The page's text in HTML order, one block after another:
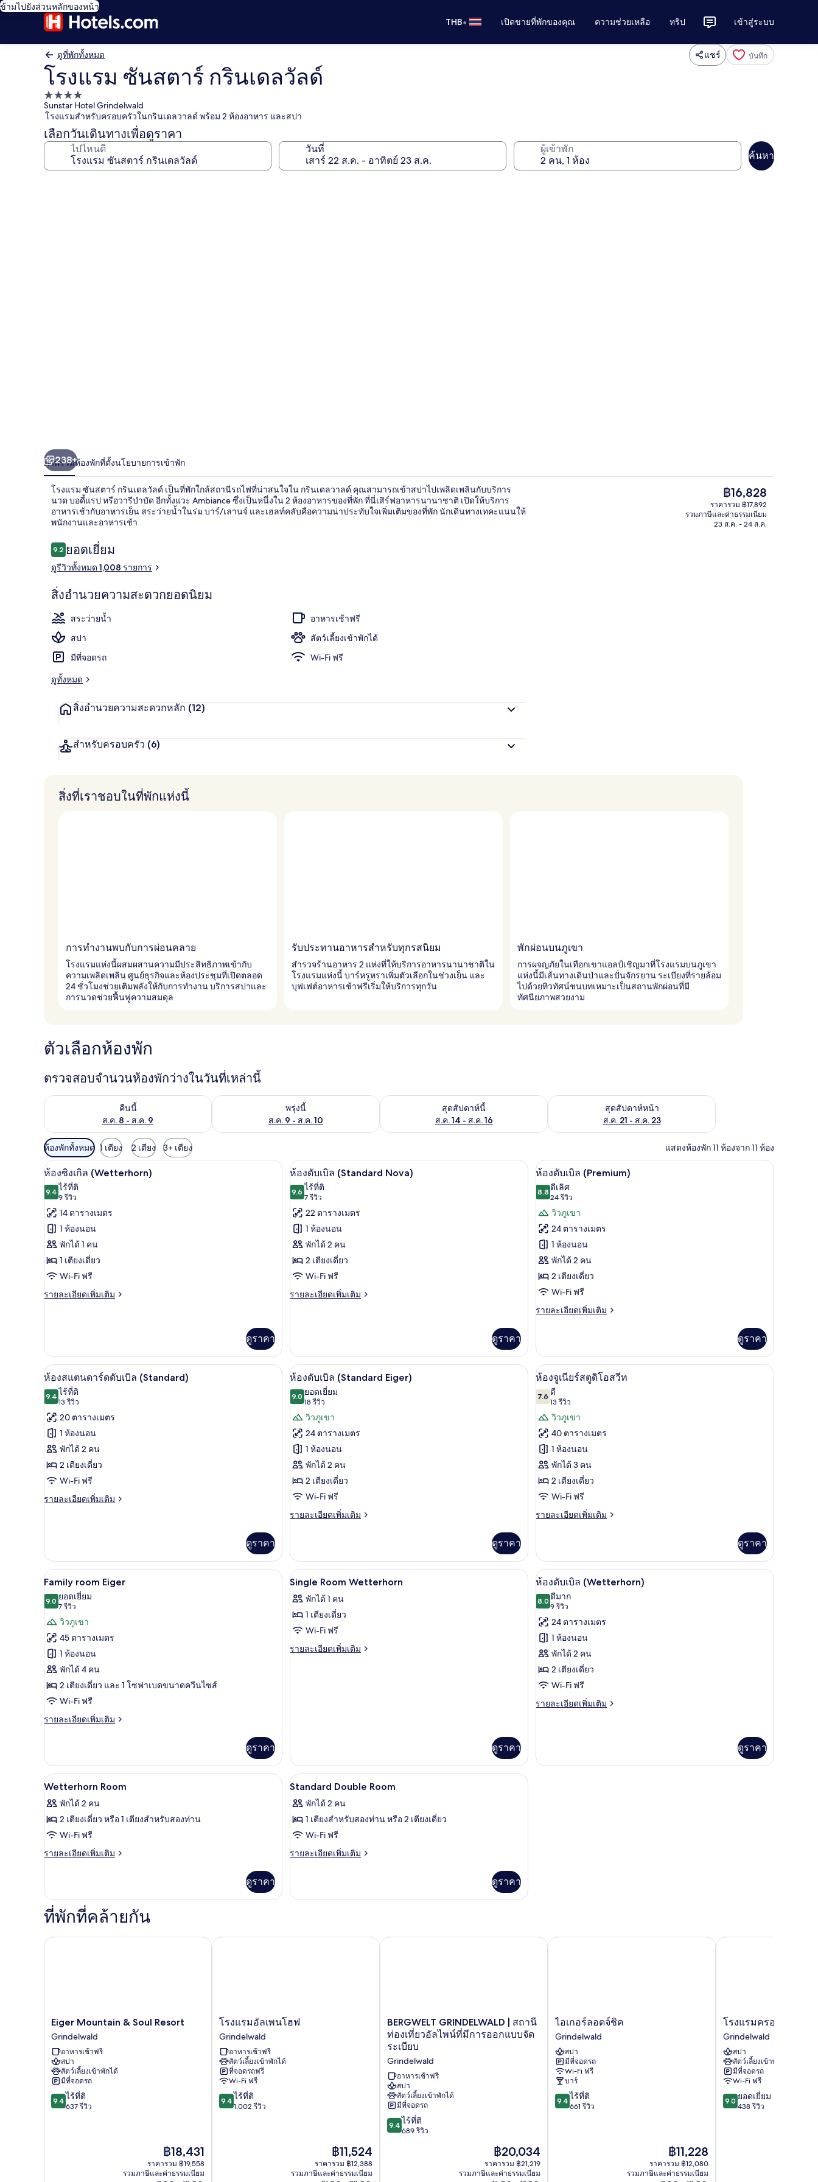
ข้ามไปยังส่วนหลักของหน้า
THB• เปิดขายที่พักของคุณ ความช่วยเหลือ ทริป เข้าสู่ระบบ
ดูที่พักทั้งหมด แชร์ บันทึก
โรงแรม ซันสตาร์ กรินเดลวัลด์
ที่พัก
4.0
ดาว
Sunstar Hotel Grindelwald
โรงแรมสำหรับครอบครัวในกรินเดลวาลด์ พร้อม 2 ห้องอาหาร และสปา
เลือกวันเดินทางเพื่อดูราคา
ไปไหนดี วันที่ ผู้เข้าพัก
ค้นหา
238+
ภาพรวมห้องพักที่ตั้งนโยบายการเข้าพัก
โรงแรม ซันสตาร์ กรินเดลวัลด์ เป็นที่พักใกล้สถานีรถไฟที่น่าสนใจใน กรินเดลวาลด์ คุณสามารถเข้าสปาไปเพลิดเพลินกับบริการ
นวด บอดี้แรป หรือวารีบำบัด อีกทั้งแวะ Ambiance ซึ่งเป็นหนึ่งใน 2 ห้องอาหารของที่พัก ที่นี่เสิร์ฟอาหารนานาชาติ เปิดให้บริการ
อาหารเช้ากับอาหารเย็น สระว่ายน้ำในร่ม บาร์/เลานจ์ และเฮลท์คลับคือความน่าประทับใจเพิ่มเติมของที่พัก นักเดินทางเทคะแนนให้
พนักงานและอาหารเช้า
รีวิว
9.29.2 จาก 10
ยอดเยี่ยม
ดูรีวิวทั้งหมด 1,008 รายการ
สิ่งอำนวยความสะดวกยอดนิยม
สระว่ายน้ำ
อาหารเช้าฟรี
สปา
สัตว์เลี้ยงเข้าพักได้
มีที่จอดรถ
Wi-Fi ฟรี
ดูทั้งหมด
สิ่งอำนวยความสะดวกหลัก (12)
สำหรับครอบครัว (6)
ราคา
ปัจจุบัน
฿16,828
฿16,828
ราคารวม ฿17,892
รวมภาษีและค่าธรรมเนียม
23 ส.ค. - 24 ส.ค.
สิ่งที่เราชอบในที่พักแห่งนี้
การทำงานพบกับการผ่อนคลาย
โรงแรมแห่งนี้ผสมผสานความมีประสิทธิภาพเข้ากับ
ความเพลิดเพลิน ศูนย์ธุรกิจและห้องประชุมที่เปิดตลอด
24 ชั่วโมงช่วยเติมพลังให้กับการทำงาน บริการสปาและ
การนวดช่วยฟื้นฟูความสมดุล
รับประทานอาหารสำหรับทุกรสนิยม
สำรวจร้านอาหาร 2 แห่งที่ให้บริการอาหารนานาชาติใน
โรงแรมแห่งนี้ บาร์หรูหราเพิ่มตัวเลือกในช่วงเย็น และ
บุฟเฟต์อาหารเช้าฟรีเริ่มให้บริการทุกวัน
พักผ่อนบนภูเขา
การผจญภัยในเทือกเขาแอลป์เชิญมาที่โรงแรมบนภูเขา
แห่งนี้มีเส้นทางเดินป่าและปั่นจักรยาน ระเบียงที่รายล้อม
ไปด้วยทิวทัศน์ชนบทเหมาะเป็นสถานพักผ่อนที่มี
ทัศนียภาพสวยงาม
ตัวเลือกห้องพัก
ตรวจสอบจำนวนห้องพักว่างในวันที่เหล่านี้
คืนนี้
ส.ค. 8 - ส.ค. 9
ตรวจสอบจำนวนห้องพักว่างในคืนนี้ ส.ค. 8 - ส.ค. 9
พรุ่งนี้
ส.ค. 9 - ส.ค. 10
ตรวจสอบจำนวนห้องพักว่างในพรุ่งนี้ ส.ค. 9 - ส.ค. 10
สุดสัปดาห์นี้
ส.ค. 14 - ส.ค. 16
ตรวจสอบจำนวนห้องพักว่างในสุดสัปดาห์นี้ ส.ค. 14 - ส.ค. 16สุดสัปดาห์หน้า
ส.ค. 21 - ส.ค. 23
ตรวจสอบจำนวนห้องพักว่างในสุดสัปดาห์หน้า ส.ค. 21 - ส.ค. 23
ตัว
กรอง
ที่
มี
ให้
สำหรับ
ห้อง
พัก
ห้องพักทั้งหมด 1 เตียง 2 เตียง 3+ เตียง แสดงห้องพัก 11 ห้องจาก 11 ห้อง
เปิด
ภาพถ่าย
ทั้งหมด
ของ
ห้อง
ซิงเกิล
(Wetterhorn)
ห้องซิงเกิล (Wetterhorn) | เครื่องนอนป้องกันสารก่อภูมิแพ้, มินิบาร์ฟรี, ตู้นิรภัยในห้องพัก
9
ห้องซิงเกิล (Wetterhorn)
9.49.4 จาก 10
ไร้ที่ติ
9 รีวิว
(9
รีวิว)
14 ตารางเมตร
1 ห้องนอน
พักได้ 1 คน
1 เตียงเดี่ยว
Wi-Fi ฟรี
รายละเอียดเพิ่มเติม
ราย
กับ
ห้อง
ซิงเกิล
(Wetterhorn)
ดูราคา
เปิด
ภาพถ่าย
ทั้งหมด
ของ
ห้อง
ดับเบิล
(Standard
ห้องดับเบิล (Standard Nova) | เครื่องนอนป้องกันสารก่อภูมิแพ้, มินิบาร์ฟรี, ตู้นิรภัยในห้องพัก
13
ห้องดับเบิล (Standard Nova)
9.69.6 จาก 10
ไร้ที่ติ
7 รีวิว
(7
รีวิว)
22 ตารางเมตร
1 ห้องนอน
พักได้ 2 คน
2 เตียงเดี่ยว
Wi-Fi ฟรี
รายละเอียดเพิ่มเติม
ราย
กับ
ห้อง
ดับเบิล
(Standard
Nova)
ดูราคา
เปิด
ภาพถ่าย
ทั้งหมด
ของ
ห้อง
ดับเบิล
(Premium)
ห้องดับเบิล (Premium) | เครื่องนอนป้องกันส
14
ห้องดับเบิล (Premium)
8.88.8 จาก 10
ดีเลิศ
24 รีวิว
(24
รีวิว)
วิวภูเขา
24 ตารางเมตร
1 ห้องนอน
พักได้ 2 คน
2 เตียงเดี่ยว
Wi-Fi ฟรี
รายละเอียดเพิ่มเติม
ราย
เกี่ยว
กับ
ห้อง
ดับเบิล
(Premium)
ดูราคา
เปิด
ภาพถ่าย
ทั้งหมด
ของ
ห้อง
สแตนดาร์ด
ดับเบิล
(Standard)
ห้องสแตนดาร์ดดับเบิล (Standard) | เครื่องนอนป้องกันสารก่อภูมิแพ้, มินิบาร์ฟรี, ตู้นิรภัยในห้องพัก
5
ห้องสแตนดาร์ดดับเบิล (Standard)
9.49.4 จาก 10
ไร้ที่ติ
13 รีวิว
(13
รีวิว)
20 ตารางเมตร
1 ห้องนอน
พักได้ 2 คน
2 เตียงเดี่ยว
Wi-Fi ฟรี
รายละเอียดเพิ่มเติม
ราย
กับ
ห้อง
สแตนดาร์ด
ดับเบิล
(Standard)
ดูราคา
เปิด
ภาพถ่าย
ทั้งหมด
ของ
ห้อง
ดับเบิล
(Standard
Eiger)
ห้องดับเบิล (Standard Eiger) | เครื่องนอนป้องกันสารก่อภูมิแพ้, มินิบาร์ฟรี, ตู้นิรภัยในห้องพัก
10
ห้องดับเบิล (Standard Eiger)
9.09.0 จาก 10
ยอดเยี่ยม
18 รีวิว
(18
รีวิว)
วิวภูเขา
24 ตารางเมตร
1 ห้องนอน
พักได้ 2 คน
2 เตียงเดี่ยว
Wi-Fi ฟรี
รายละเอียดเพิ่มเติม
ราย
เกี่ยว
กับ
ห้อง
ดับเบิล
(Standard
Eiger)
ดูราคา
เปิด
ภาพถ่าย
ทั้งหมด
ของ
ห้อง
จู
เนียร์
สตู
ดิ
ห้องจูเนียร์สตูดิโอสวีท | เครื่องนอนป้องกันสา
16
ห้องจูเนียร์สตูดิโอสวีท
7.67.6 จาก 10
ดี
13 รีวิว
(13
รีวิว)
วิวภูเขา
40 ตารางเมตร
1 ห้องนอน
พักได้ 3 คน
2 เตียงเดี่ยว
Wi-Fi ฟรี
รายละเอียดเพิ่มเติม
ราย
เกี่ยว
กับ
ห้อง
เนียร์
ดิ
โอ
สวี
ท
ดูราคา
เปิด
ภาพถ่าย
ทั้งหมด
ของ
Family
room
Eiger
Family room Eiger | เครื่องนอนป้องกันสารก่อภูมิแพ้, มินิบาร์ฟรี, ตู้นิรภัยในห้องพัก
6
Family room Eiger
9.09.0 จาก 10
ยอดเยี่ยม
7 รีวิว
(7
รีวิว)
วิวภูเขา
45 ตารางเมตร
1 ห้องนอน
พักได้ 4 คน
2 เตียงเดี่ยว และ 1 โซฟาเบดขนาดควีนไซส์
Wi-Fi ฟรี
รายละเอียดเพิ่มเติม
ราย
เกี่ยว
กับ
Family
Eiger
ดูราคา
เปิด
ภาพถ่าย
ทั้งหมด
ของ
Single
เครื่องนอนป้องกันสารก่อภูมิแพ้, มินิบาร์ฟรี, ตู้นิรภัยในห้องพัก
3
Single Room Wetterhorn
พักได้ 1 คน
1 เตียงเดี่ยว
Wi-Fi ฟรี
รายละเอียดเพิ่มเติม
ราย
ดูราคา
เปิด
ภาพถ่าย
ทั้งหมด
ของ
ห้อง
ดับเบิล
(Wetterhorn)
ห้องดับเบิล (Wetterhorn) | เครื่องนอนป้องกั
14
ห้องดับเบิล (Wetterhorn)
8.08.0 จาก 10
ดีมาก
9 รีวิว
(9
รีวิว)
24 ตารางเมตร
1 ห้องนอน
พักได้ 2 คน
2 เตียงเดี่ยว
Wi-Fi ฟรี
รายละเอียดเพิ่มเติม
ราย
กับ
ห้อง
ดูราคา
เปิด
ภาพถ่าย
ทั้งหมด
ของ
Wetterhorn
เครื่องนอนป้องกันสารก่อภูมิแพ้, มินิบาร์ฟรี, ตู้นิรภัยในห้องพัก
5
Wetterhorn Room
พักได้ 2 คน
2 เตียงเดี่ยว หรือ 1 เตียงสำหรับสองท่าน
Wi-Fi ฟรี
รายละเอียดเพิ่มเติม
ราย
เกี่ยว
กับ
Wetterhorn
ดูราคา
เปิด
ภาพถ่าย
ทั้งหมด
ของ
Standard
เครื่องนอนป้องกันสารก่อภูมิแพ้, มินิบาร์ฟรี, ตู้นิรภัยในห้องพัก
5
Standard Double Room
พักได้ 2 คน
1 เตียงสำหรับสองท่าน หรือ 2 เตียงเดี่ยว
Wi-Fi ฟรี
รายละเอียดเพิ่มเติม
ราย
เกี่ยว
Room
ดูราคา
ที่พักที่คล้ายกัน
Eiger
Mountain
&
Soul
Resort
Grindelwald
Eiger Mountain & Soul Resort
Grindelwald
อาหารเช้าฟรี
สปา
สัตว์เลี้ยงเข้าพักได้
มีที่จอดรถ
9.4
จาก
9.4 ไร้ที่ติ
637 รีวิว
ราคา
ปัจจุบัน
คือ
฿18,431
ราคารวม ฿19,558
รวมภาษีและค่าธรรมเนียม
Eiger Mountain & Soul Resort
โรง
แร
มอัล
เพ
นโฮฟ
Grindelwald
โรงแรมอัลเพนโฮฟ
Grindelwald
อาหารเช้าฟรี
สัตว์เลี้ยงเข้าพักได้
ที่จอดรถฟรี
Wi-Fi ฟรี
9.4
จาก
9.4 ไร้ที่ติ
1,002 รีวิว
ราคา
ปัจจุบัน
คือ
฿11,524
ราคารวม ฿12,388
รวมภาษีและค่าธรรมเนียม
โรงแรมอัลเพนโฮฟ
BERGWELT
GRINDELWALD
|
สถานี
ท่อง
เที่ยว
อัล
ไพน์
ที่
มี
การ
BERGWELT GRINDELWALD | สถานี
ท่องเที่ยวอัลไพน์ที่มีการออกแบบจัด
ระเบียบ
Grindelwald
อาหารเช้าฟรี
สปา
สัตว์เลี้ยงเข้าพักได้
มีที่จอดรถ
9.4
จาก
9.4 ไร้ที่ติ
689 รีวิว
ราคา
ปัจจุบัน
คือ
฿20,034
ราคารวม ฿21,219
รวมภาษีและค่าธรรมเนียม
BERGWELT GRINDELWALD | สถานีท่องเที่ยวอัลไพน์ที่มีการออกแบบจัดระเบียบ
ไอ
เก
อร์
ลอด
จ์
ชิค
Grindelwald
ไอเกอร์ลอดจ์ชิค
Grindelwald
สปา
มีที่จอดรถ
Wi-Fi ฟรี
บาร์
9.4
จาก
9.4 ไร้ที่ติ
661 รีวิว
ราคา
ปัจจุบัน
คือ
฿11,228
ราคารวม ฿12,080
รวมภาษีและค่าธรรมเนียม
ไอเกอร์ลอดจ์ชิค
โรง
แรม
ค
รอย
ซ์
แอนด์
โพสต์
Grindelwald
โรงแรมครอยซ์แอนด์
Grindelwald
สปา
สัตว์เลี้ยงเข้าพักได้
มีที่จอดรถ
Wi-Fi ฟรี
9.0
จาก
9.0 ยอดเยี่ยม
438 รีวิว
โรงแรมครอยซ์แอนด์โ